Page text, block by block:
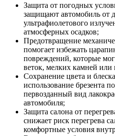
Защита от погодных
защищают автомобиль от
ультрафиолетового
атмосферных осадков;
Предотвращение
помогает избежать
повреждений, которые
веток, мелких камней или
Сохранение цвета и
использование брезента
первозданный вид
автомобиля;
Защита салона от
снижает риск перегрева
комфортные условия